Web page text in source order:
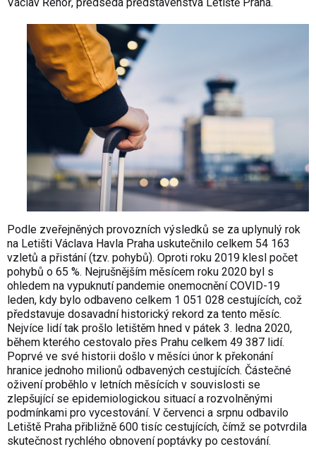
Podle zveřejněných provozních výsledků se za uplynulý rok
na Letišti Václava Havla Praha uskutečnilo celkem 54 163
vzletů a přistání (tzv. pohybů). Oproti roku 2019 klesl počet
pohybů o 65 %. Nejrušnějším měsícem roku 2020 byl s
ohledem na vypuknutí pandemie onemocnění COVID-19
leden, kdy bylo odbaveno celkem 1 051 028 cestujících, což
představuje dosavadní historický rekord za tento měsíc.
Nejvíce lidí tak prošlo letištěm hned v pátek 3. ledna 2020,
během kterého cestovalo přes Prahu celkem 49 387 lidí.
Poprvé ve své historii došlo v měsíci únor k překonání
hranice jednoho milionů odbavených cestujících. Částečné
oživení proběhlo v letních měsících v souvislosti se
zlepšující se epidemiologickou situací a rozvolněnými
podmínkami pro vycestování. V červenci a srpnu odbavilo
Letiště Praha přibližně 600 tisíc cestujících, čímž se potvrdila
skutečnost rychlého obnovení poptávky po cestování.